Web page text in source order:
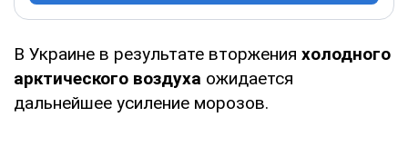
В Украине в результате вторжения холодного
арктического воздуха ожидается
дальнейшее усиление морозов.